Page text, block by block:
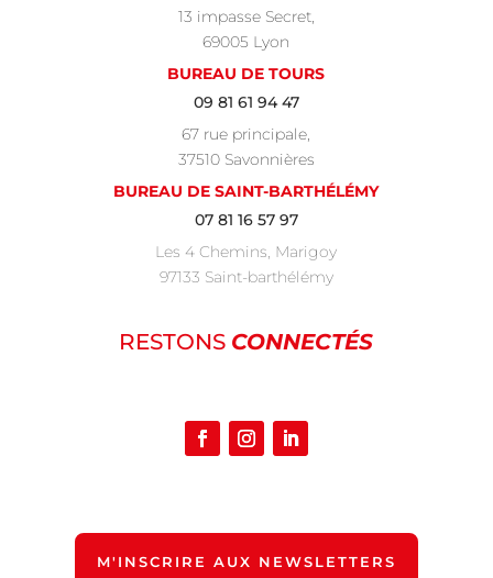
13 impasse Secret,
69005 Lyon
BUREAU DE TOURS
09 81 61 94 47
67 rue principale,
37510 Savonnières
BUREAU DE SAINT-BARTHÉLÉMY
07 81 16 57 97
Les 4 Chemins, Marigoy
97133 Saint-barthélémy
RESTONS CONNECTÉS
M'INSCRIRE AUX NEWSLETTERS